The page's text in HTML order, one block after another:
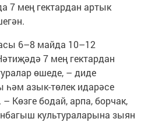
7 мең гектардан артык
6–8 майда 10–12
7 мең гектардан
өшеде, – диде
азык-төлек идарәсе
Көзге бодай, арпа, борчак,
культураларына зыян